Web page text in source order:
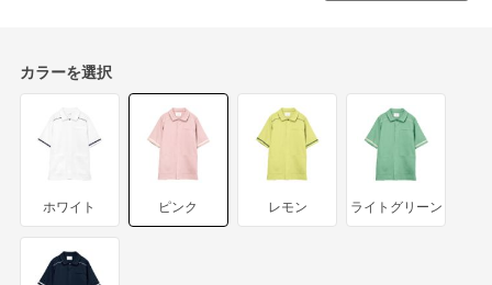
カラーを選択
ホワイト ピンク レモン ライトグリーン